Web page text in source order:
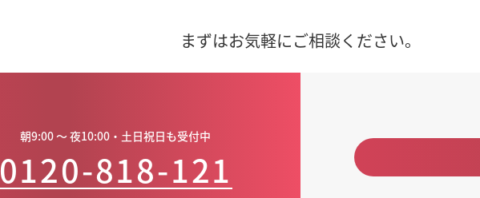
まずはお気軽にご相談ください。
朝9:00 ～ 夜10:00・土日祝日も受付中
0120-818-121